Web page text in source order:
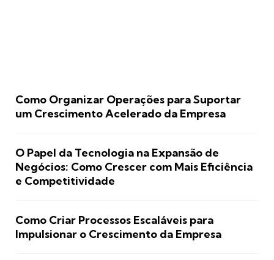
Como Organizar Operações para Suportar
um Crescimento Acelerado da Empresa
O Papel da Tecnologia na Expansão de
Negócios: Como Crescer com Mais Eficiência
e Competitividade
Como Criar Processos Escaláveis para
Impulsionar o Crescimento da Empresa